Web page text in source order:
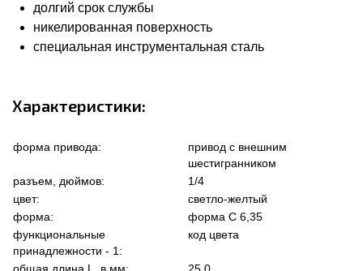
долгий срок службы
никелированная поверхность
специальная инструментальная сталь
Характеристики:
форма привода:
привод с внешним
шестигранником
разъем, дюймов:
1/4
цвет:
светло-желтый
форма:
форма C 6,35
функциональные
принадлежности - 1:
код цвета